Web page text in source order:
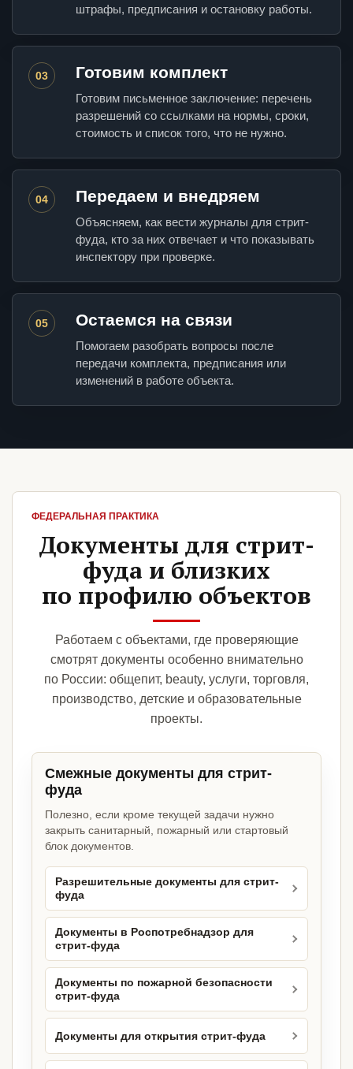
штрафы, предписания и остановку работы.
03 Готовим комплект
Готовим письменное заключение: перечень
разрешений со ссылками на нормы, сроки,
стоимость и список того, что не нужно.
04 Передаем и внедряем
Объясняем, как вести журналы для стрит-
фуда, кто за них отвечает и что показывать
инспектору при проверке.
05 Остаемся на связи
Помогаем разобрать вопросы после
передачи комплекта, предписания или
изменений в работе объекта.
ФЕДЕРАЛЬНАЯ ПРАКТИКА
Документы для стрит-
фуда и близких
по профилю объектов
Работаем с объектами, где проверяющие
смотрят документы особенно внимательно
по России: общепит, beauty, услуги, торговля,
производство, детские и образовательные
проекты.
Смежные документы для стрит-
фуда
Полезно, если кроме текущей задачи нужно
закрыть санитарный, пожарный или стартовый
блок документов.
Разрешительные документы для стрит-
фуда
Документы в Роспотребнадзор для
стрит-фуда
Документы по пожарной безопасности
стрит-фуда
Документы для открытия стрит-фуда